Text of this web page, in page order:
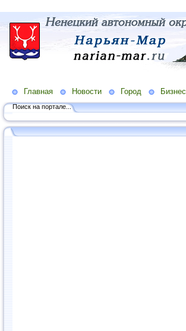
Главная Новости Город Бизнес
Поиск на портале...